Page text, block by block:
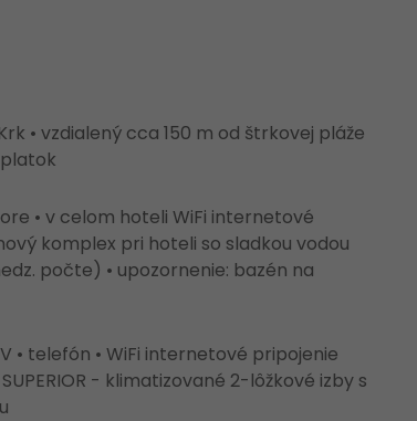
• vzdialený cca 150 m od štrkovej pláže
• v celom hoteli WiFi internetové
komplex pri hoteli so sladkou vodou
počte) • upozornenie: bazén na
• telefón • WiFi internetové pripojenie
- klimatizované 2-lôžkové izby s